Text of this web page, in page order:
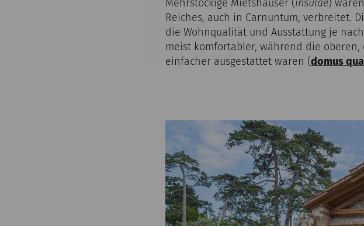
Mehrstöckige Mietshäuser (insulae)
Reiches, auch in Carnuntum, verbreitet.
die Wohnqualität und Ausstattung je
meist komfortabler, während die
einfacher ausgestattet waren (domus